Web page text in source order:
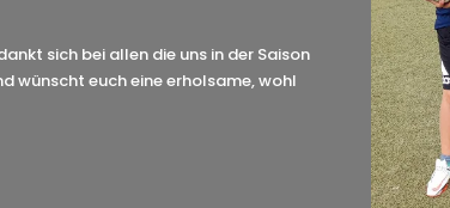
sich bei allen die uns in der Saison
wünscht euch eine erholsame, wohl